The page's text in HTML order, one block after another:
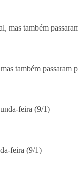
também passaram
feira (9/1)